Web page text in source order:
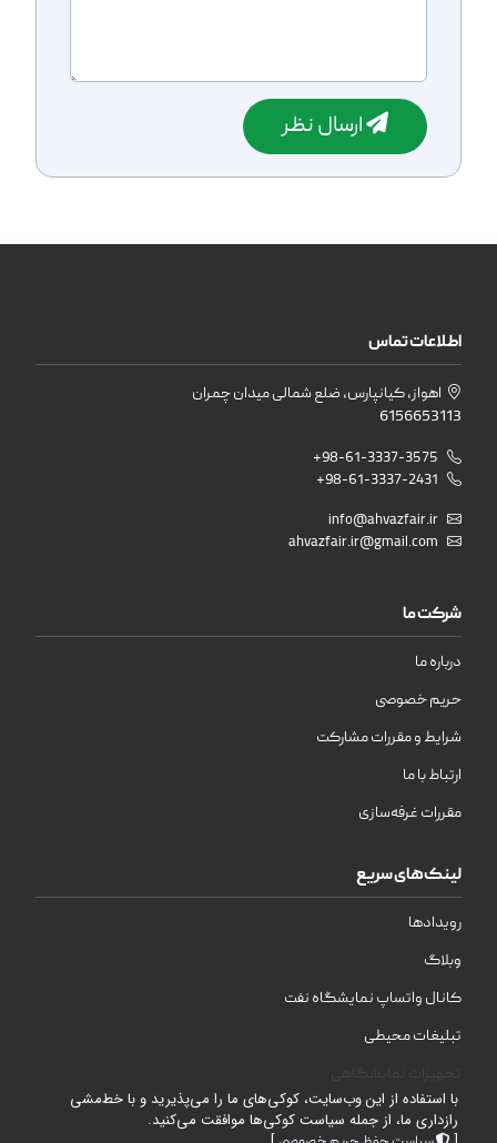
ارسال نظر
اطلاعات تماس
اهواز، کیانپارس، ضلع شمالی میدان چمران
6156653113
+98-61-3337-3575
+98-61-3337-2431
info@ahvazfair.ir
ahvazfair.ir@gmail.com
شرکت ما
درباره ما
حریم خصوصی
شرایط و مقررات مشارکت
ارتباط با ما
مقررات غرفه‌سازی
لینک‌های سریع
رویدادها
وبلاگ
کانال واتساپ نمایشگاه نفت
تبلیغات محیطی
با استفاده از این وب‌سایت، کوکی‌های ما را می‌پذیرید و با خط‌مشی
رازداری ما، از جمله سیاست کوکی‌ها موافقت می‌کنید.